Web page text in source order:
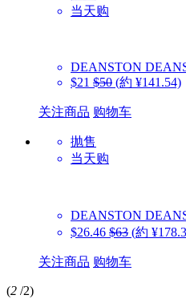
当天购
DEANSTON
$21 $50 (約 ¥141.54)
关注商品 购物车
抛售
当天购
DEANSTON
$26.46 $63 (約
关注商品 购物车
(2 /2)